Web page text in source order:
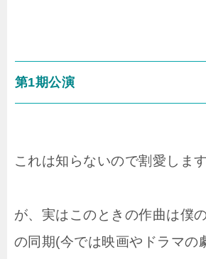
第1期公演
これは知らないので割愛します
が、実はこのときの作曲は僕
の同期(今では映画やドラマの